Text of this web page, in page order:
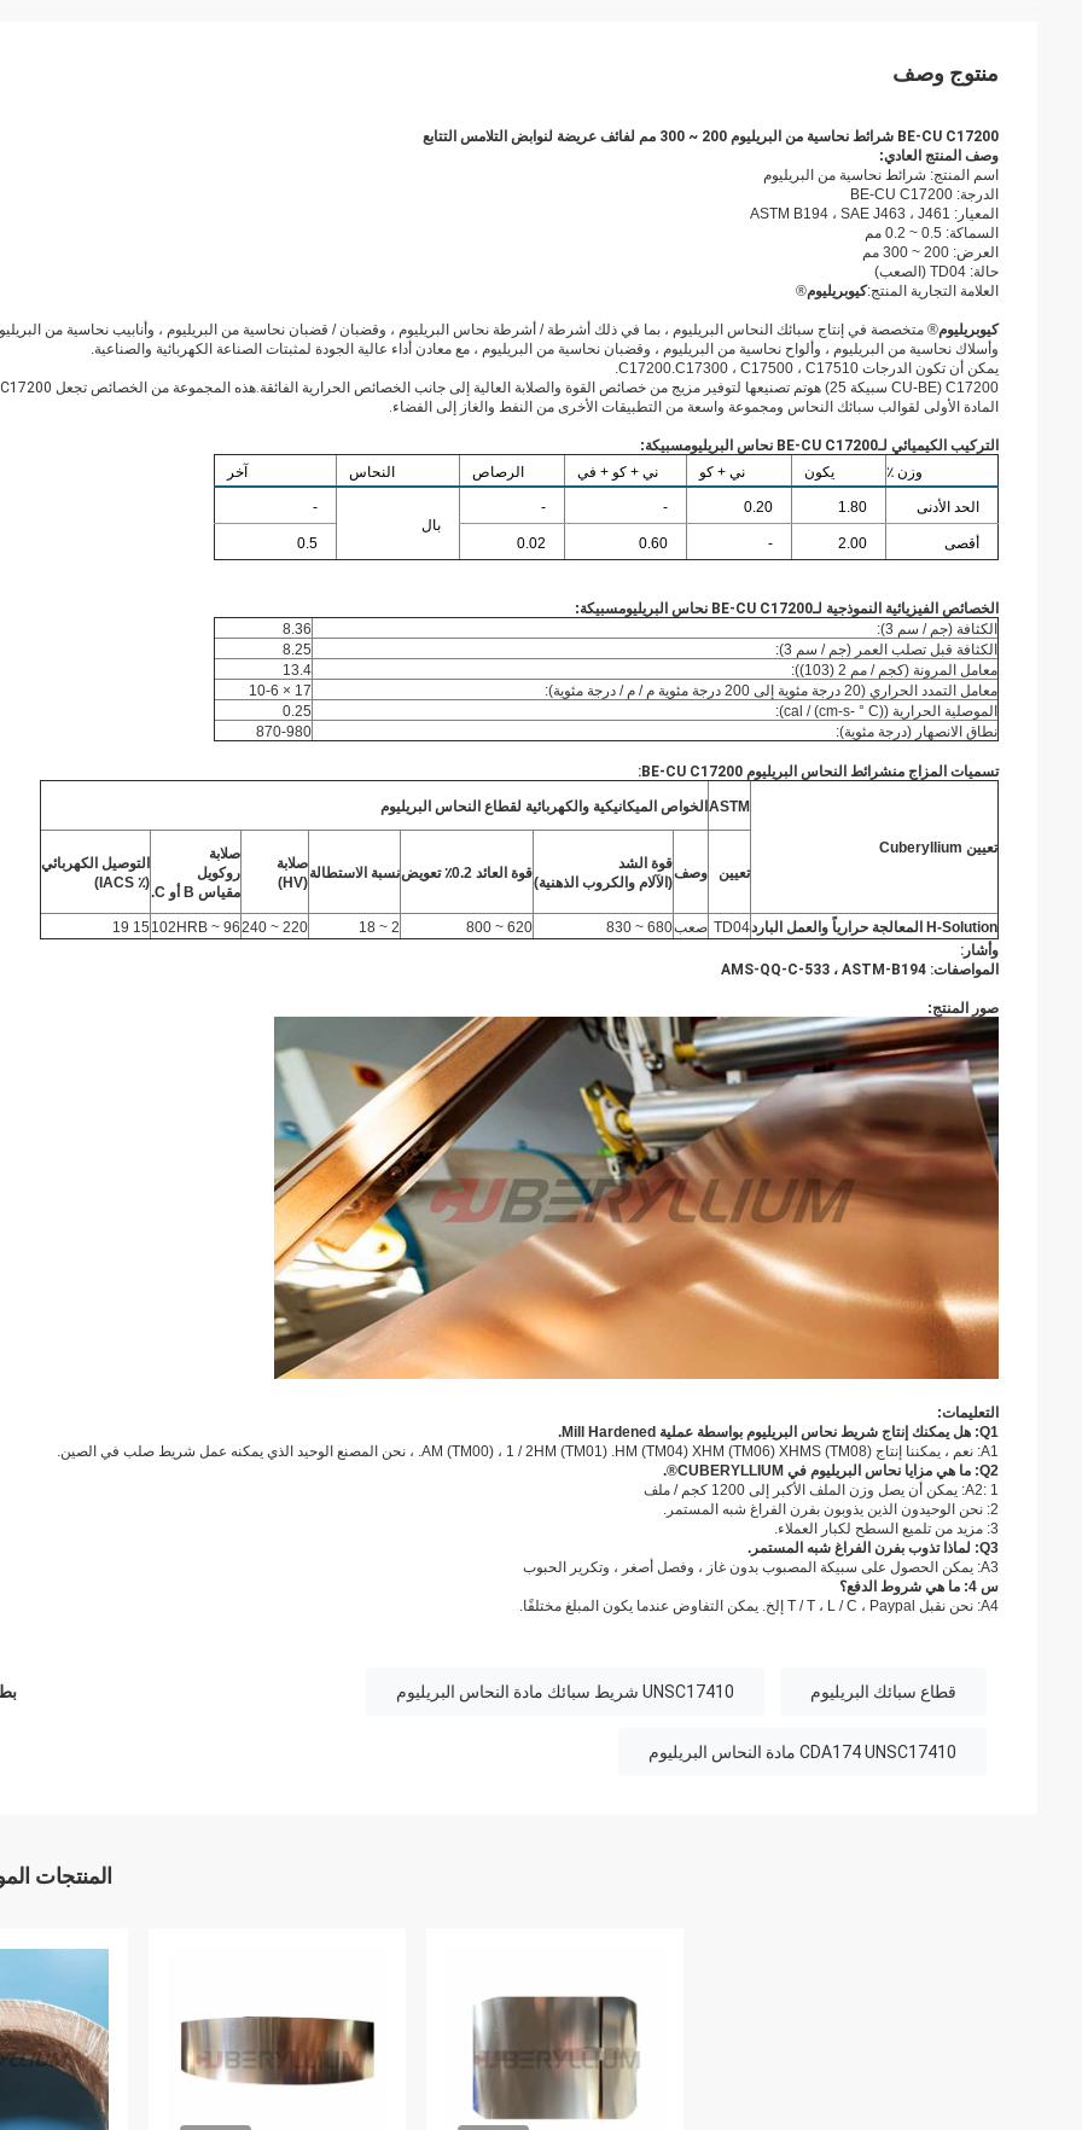
منتوج وصف
BE-CU C17200 شرائط نحاسية من البريليوم 200 ~ 300 مم لفائف عريضة لنوابض التلامس التتابع
وصف المنتج العادي:
اسم المنتج: شرائط نحاسية من البريليوم
الدرجة: BE-CU C17200
المعيار: ASTM B194 ، SAE J463 ، J461
السماكة: 0.5 ~ 0.2 مم
العرض: 200 ~ 300 مم
حالة: TD04 (الصعب)
العلامة التجارية المنتج:كيوبريليوم®
كيوبريليوم® متخصصة في إنتاج سبائك النحاس البريليوم ، بما في ذلك أشرطة / أشرطة نحاس البريليوم ، وقضبان / قضبان نحاسية من البريليوم ، وأنابيب نحاسية من
وأسلاك نحاسية من البريليوم ، وألواح نحاسية من البريليوم ، وقضبان نحاسية من البريليوم ، مع معادن أداء عالية الجودة لمثبتات الصناعة الكهربائية والصناعية.
يمكن أن تكون الدرجات C17200.C17300 ، C17500 ، C17510.
C17200 (CU-BE سبيكة 25) هو
تم تصنيعها لتوفير مزيج من خصائص القوة والصلابة العالية إلى جانب الخصائص الحرارية الفائقة.هذه المجموعة من الخصائص تجعل C17200
المادة الأولى لقوالب سبائك النحاس ومجموعة واسعة من التطبيقات الأخرى من النفط والغاز إلى الفضاء.
التركيب الكيميائي لـBE-CU C17200 نحاس البريليوم سبيكة:
وزن ٪
يكون ني + كو ني + كو + في الرصاص النحاس آخر
الحد الأدنى 1.80
0.20
-
-
بال
-
أقصى 2.00
-
0.60
0.02
0.5
الخصائص الفيزيائية النموذجية لـBE-CU C17200 نحاس البريليوم سبيكة:
الكثافة (جم / سم 3):
8.36
الكثافة قبل تصلب العمر (جم / سم 3):
8.25
معامل المرونة (كجم / مم 2 (103)):
13.4
معامل التمدد الحراري (20 درجة مئوية إلى 200 درجة مئوية م / م / درجة مئوية):
17 × 10-6
الموصلية الحرارية (cal / (cm-s- ° C)):
0.25
نطاق الانصهار (درجة مئوية):
870-980
تسميات المزاج منشرائط النحاس البريليوم BE-CU C17200 :
تعيين Cuberyllium
ASTM الخواص الميكانيكية والكهربائية لقطاع النحاس البريليوم
تعيين وصف
قوة الشد
(الآلام والكروب الذهنية)
قوة العائد 0.2٪ تعويض نسبة الاستطالة
صلابة
(HV)
صلابة
روكويل
مقياس B أو C.
التوصيل الكهربائي
(٪ IACS)
H-Solution المعالجة حرارياً والعمل البارد TD04 صعب680 ~ 830
620 ~ 800
2 ~ 18
220 ~ 240
96 ~ 102HRB
15 19
وأشار:
المواصفات: AMS-QQ-C-533 ، ASTM-B194
صور المنتج:
التعليمات:
Q1: هل يمكنك إنتاج شريط نحاس البريليوم بواسطة عملية Mill Hardened.
A1: نعم ، يمكننا إنتاج AM (TM00) ، 1 / ​​2HM (TM01) .HM (TM04) XHM (TM06) XHMS (TM08). ، نحن المصنع الوحيد الذي يمكنه عمل شريط صلب في الصين.
Q2: ما هي مزايا نحاس البريليوم في CUBERYLLIUM®.
A2: 1: يمكن أن يصل وزن الملف الأكبر إلى 1200 كجم / ملف
2: نحن الوحيدون الذين يذوبون بفرن الفراغ شبه المستمر.
3: مزيد من تلميع السطح لكبار العملاء.
Q3: لماذا تذوب بفرن الفراغ شبه المستمر.
A3: يمكن الحصول على سبيكة المصبوب بدون غاز ، وفصل أصغر ، وتكرير الحبوب
س 4: ما هي شروط الدفع؟
A4: نحن نقبل T / T ، L / C ، Paypal إلخ. يمكن التفاوض عندما يكون المبلغ مختلفًا.
قطاع سبائك البريليوم UNSC17410 شريط سبائك مادة النحاس البريليوم
CDA174 UNSC17410 مادة النحاس البريليوم
المنتجات